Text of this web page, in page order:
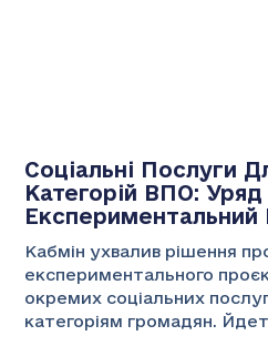
Соціальні Послуги
Категорій ВПО:
Експериментальний
Кабмін ухвалив рішення
експериментального
окремих соціальних
категоріям громадян.